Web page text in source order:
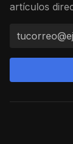
artículos